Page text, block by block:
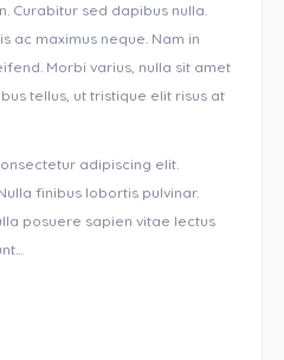
Curabitur sed dapibus nulla.
ac maximus neque. Nam in
Morbi varius, nulla sit amet
tellus, ut tristique elit risus at
adipiscing elit.
finibus lobortis pulvinar.
posuere sapien vitae lectus